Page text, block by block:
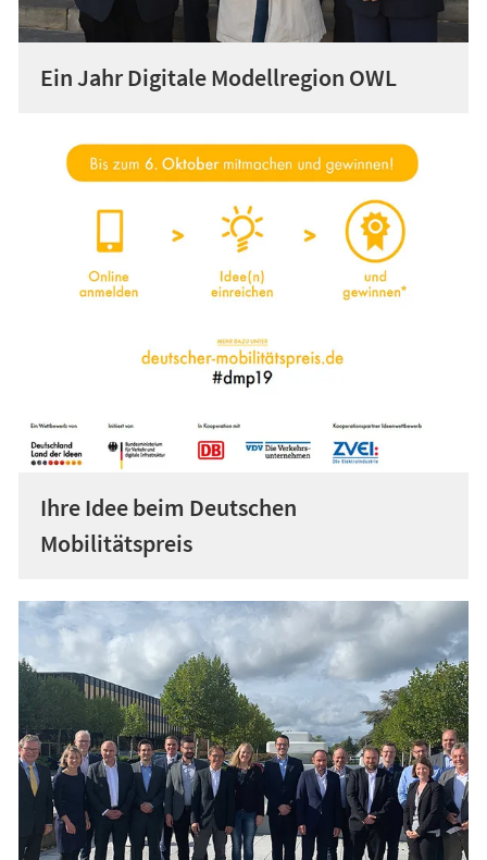
Ein Jahr Digitale Modellregion OWL
Ihre Idee beim Deutschen
Mobilitätspreis